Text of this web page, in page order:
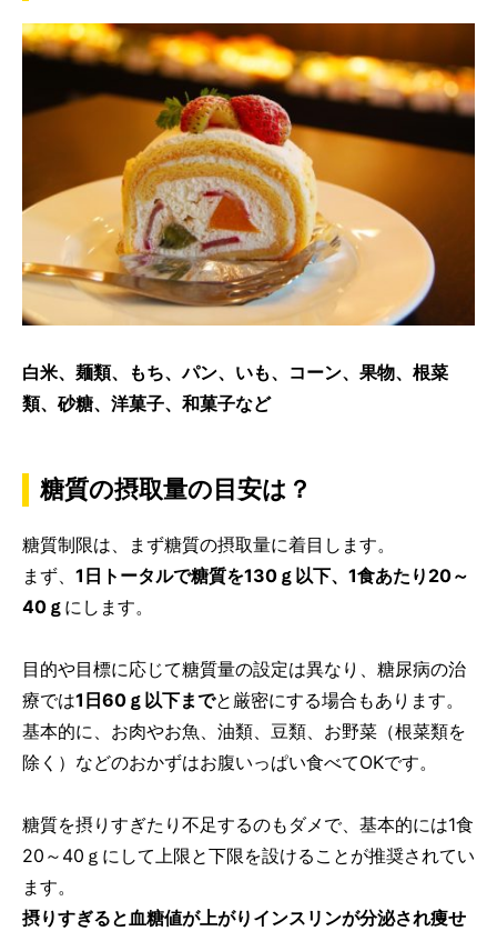
白米、麺類、もち、パン、いも、コーン、果物、根菜
類、砂糖、洋菓子、和菓子など
糖質の摂取量の目安は？
糖質制限は、まず糖質の摂取量に着目します。
まず、 1日トータルで糖質を130ｇ以下、1食あたり20～
40ｇ にします。
目的や目標に応じて糖質量の設定は異なり、糖尿病の治
療では1日60ｇ以下までと厳密にする場合もあります。
基本的に、お肉やお魚、油類、豆類、お野菜（根菜類を
除く）などのおかずはお腹いっぱい食べてOKです。
糖質を摂りすぎたり不足するのもダメで、基本的には1食
20～40ｇにして上限と下限を設けることが推奨されてい
ます。
摂りすぎると血糖値が上がりインスリンが分泌され痩せ